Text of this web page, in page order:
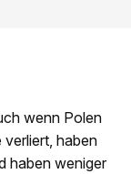
wenn Polen
haben
haben weniger